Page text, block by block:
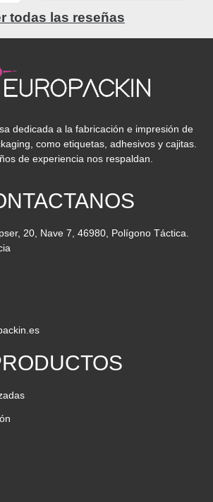
todas las reseñas
dedicada a la fabricación e impresión de
como etiquetas, adhesivos y cajitas.
de experiencia nos respaldan.
20, Nave 7, 46980, Polígono Táctica.